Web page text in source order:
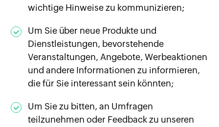
wichtige Hinweise zu kommunizieren;
Um Sie über neue Produkte und
Dienstleistungen, bevorstehende
Veranstaltungen, Angebote, Werbeaktionen
und andere Informationen zu informieren,
die für Sie interessant sein könnten;
Um Sie zu bitten, an Umfragen
teilzunehmen oder Feedback zu unseren